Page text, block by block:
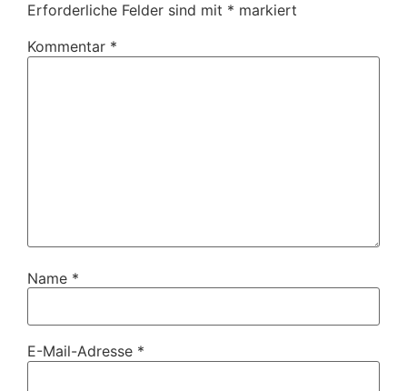
Erforderliche Felder sind mit * markiert
Kommentar *
Name *
E-Mail-Adresse *